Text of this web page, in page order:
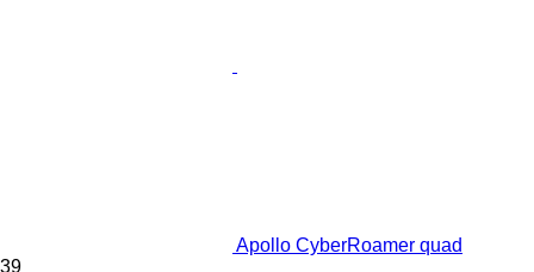
Apollo CyberRoamer quad
39